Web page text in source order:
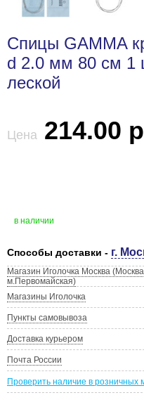
Спицы GAMMA
d 2.0 мм 80 см 1
леской
Цена 214.00
в наличии
Способы доставки - г.
Магазин Иголочка Москва
м.Первомайская)
Магазины Иголочка
Пункты самовывоза
Доставка курьером
Почта России
Проверить наличие в розничных